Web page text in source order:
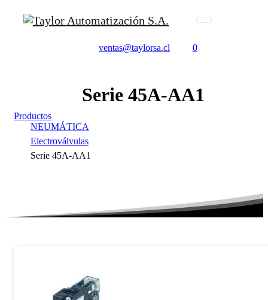
ventas@taylorsa.cl 0
Serie 45A-AA1
Productos
NEUMÁTICA
Electroválvulas
Serie 45A-AA1